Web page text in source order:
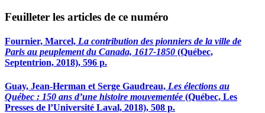
Feuilleter les articles de ce numéro
Fournier, Marcel, La contribution des pionniers de la ville de
Paris au peuplement du Canada, 1617-1850 (Québec,
Septentrion, 2018), 596 p.
Guay, Jean-Herman et Serge Gaudreau, Les élections au
Québec : 150 ans d’une histoire mouvementée (Québec, Les
Presses de l’Université Laval, 2018), 508 p.